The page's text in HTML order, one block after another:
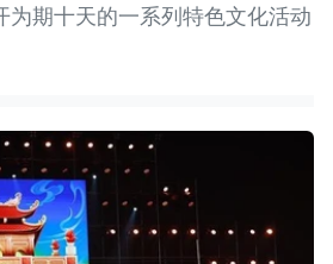
为期十天的一系列特色文化活动